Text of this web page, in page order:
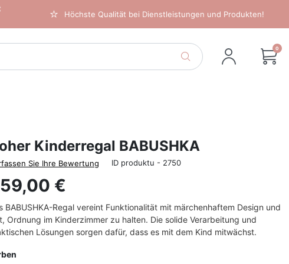
Höchste Qualität bei Dienstleistungen und Produkten!
0
Kinderregal BABUSHKA
Sie Ihre Bewertung ID produktu - 2750
€
BABUSHKA-Regal vereint Funktionalität mit märchenhaftem Design und
Ordnung im Kinderzimmer zu halten. Die solide Verarbeitung und
Lösungen sorgen dafür, dass es mit dem Kind mitwächst.